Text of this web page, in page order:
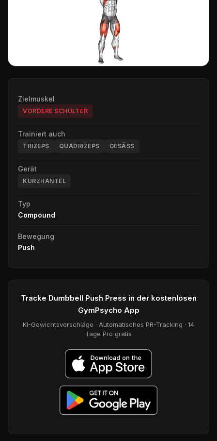
Zielmuskel
VORDERE SCHULTER
Trainiert auch
TRIZEPS QUADRIZEPS GESÄSS
Gerät
KURZHANTEL
Typ
Compound
Bewegung
Push
Tracke Dumbbell Push Press in der kostenlosen
GymPsycho App
KI-Gewichtsvorschläge · Automatisches PR-Tracking · 14
Tage Pro gratis